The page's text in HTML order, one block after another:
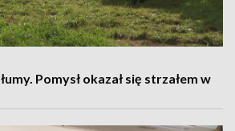
Pomysł okazał się strzałem w